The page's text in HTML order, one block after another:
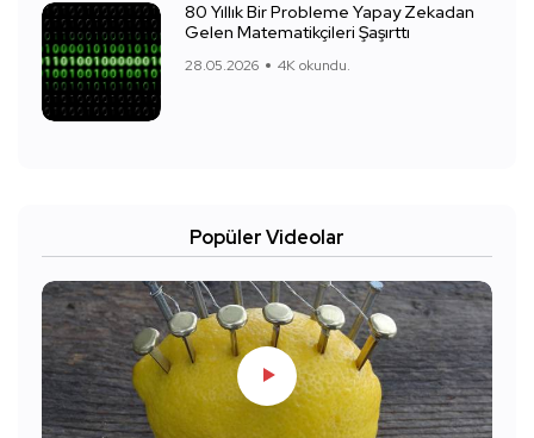
80 Yıllık Bir Probleme Yapay Zekadan
Gelen Matematikçileri Şaşırttı
28.05.2026 4K okundu.
Popüler Videolar